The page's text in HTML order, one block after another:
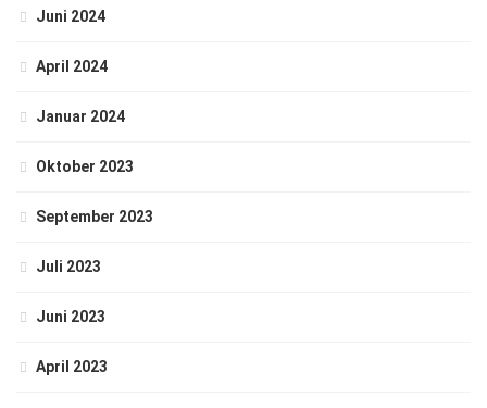
Juni 2024
April 2024
Januar 2024
Oktober 2023
September 2023
Juli 2023
Juni 2023
April 2023